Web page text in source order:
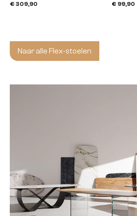
€ 309,90 € 99,90
Naar alle Flex-stoelen